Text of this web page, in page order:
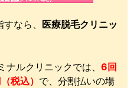
なら、 医療脱毛クリニッ
ルクリニックでは、 6回
税込） で、分割払いの場